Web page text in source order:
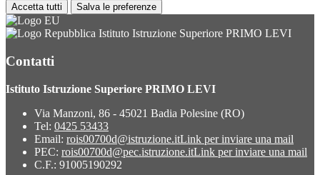
Accetta tutti Salva le preferenze
Istituto Istruzione Superiore PRIMO LEVI
Contatti
Istituto Istruzione Superiore PRIMO LEVI
Via Manzoni, 86 - 45021 Badia Polesine (RO)
Tel: 0425 53433
Email: rois00700d@istruzione.itLink per inviare una mail
PEC: rois00700d@pec.istruzione.itLink per inviare una mail
C.F.: 91005190292